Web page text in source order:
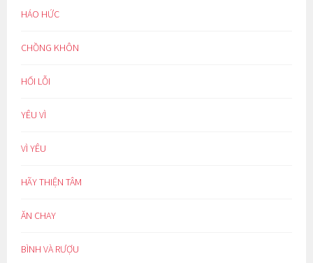
HÁO HỨC
CHỒNG KHÔN
HỐI LỖI
YÊU VÌ
VÌ YÊU
HÃY THIỆN TÂM
ĂN CHAY
BÌNH VÀ RƯỢU